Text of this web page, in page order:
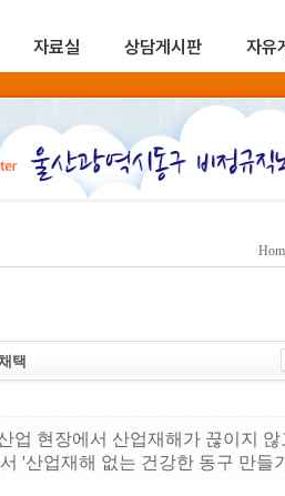
자료실 상담게시판 자유
택
업 현장에서 산업재해가 끊이지
'산업재해 없는 건강한 동구 만들